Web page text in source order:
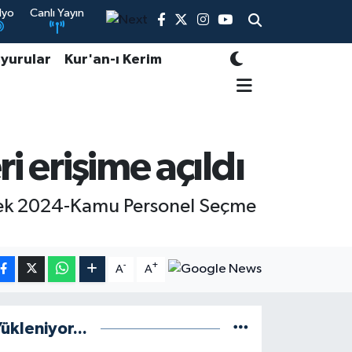
Canlı Yayın
Kur'an-ı Kerim
erişime açıldı
2024-Kamu Personel Seçme
A- A+